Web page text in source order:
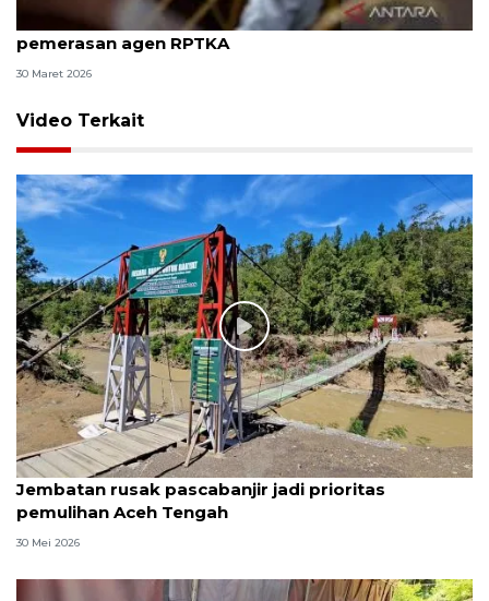
8 ASN Kemenaker hadapi sidang tuntutan kasus
pemerasan agen RPTKA
30 Maret 2026
Video Terkait
Jembatan rusak pascabanjir jadi prioritas
pemulihan Aceh Tengah
30 Mei 2026